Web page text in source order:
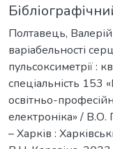
Полтавець,
варіабельності
пульсоксиметрії :
спеціальність 153
освітньо-
електроніка» /
– Харків :